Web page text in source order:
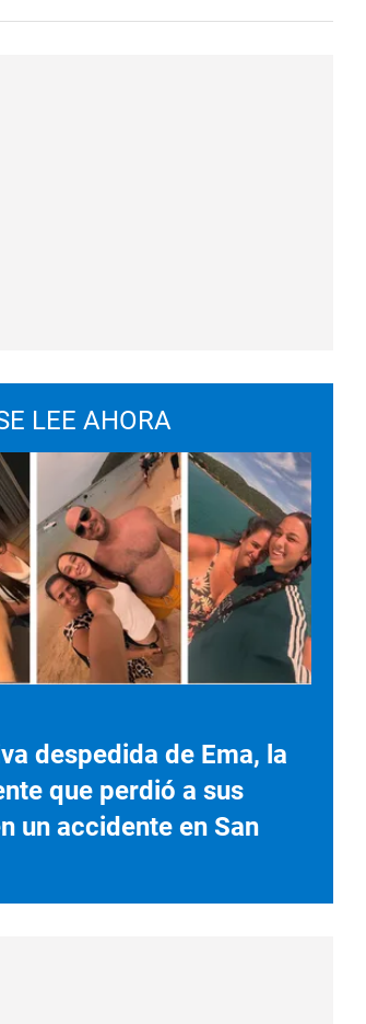
LEE AHORA
despedida de Ema, la
que perdió a sus
un accidente en San